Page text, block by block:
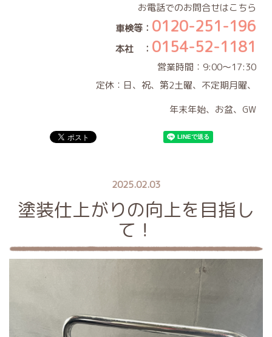
お電話でのお問合せはこちら
車検等： 0120-251-196
本社 ： 0154-52-1181
営業時間：9:00～17:30
定休：日、祝、第2土曜、不定期月曜、
年末年始、お盆、GW
2025.02.03
塗装仕上がりの向上を目指し
て！